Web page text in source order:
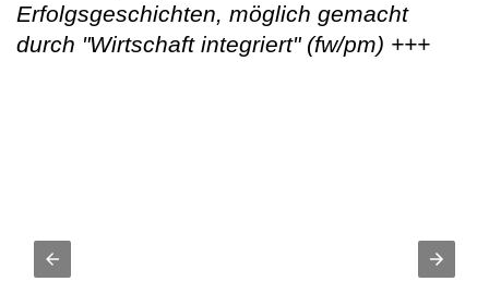
Erfolgsgeschichten, möglich gemacht
durch "Wirtschaft integriert" (fw/pm) +++